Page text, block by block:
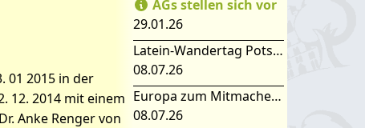
01 2015 in der
12. 2014 mit einem
Anke Renger von
AGs stellen sich vor
29.01.26
Latein-Wandertag Potsdam
08.07.26
Europa zum Mitmachen – SIMEP 2026 in Stubice
08.07.26